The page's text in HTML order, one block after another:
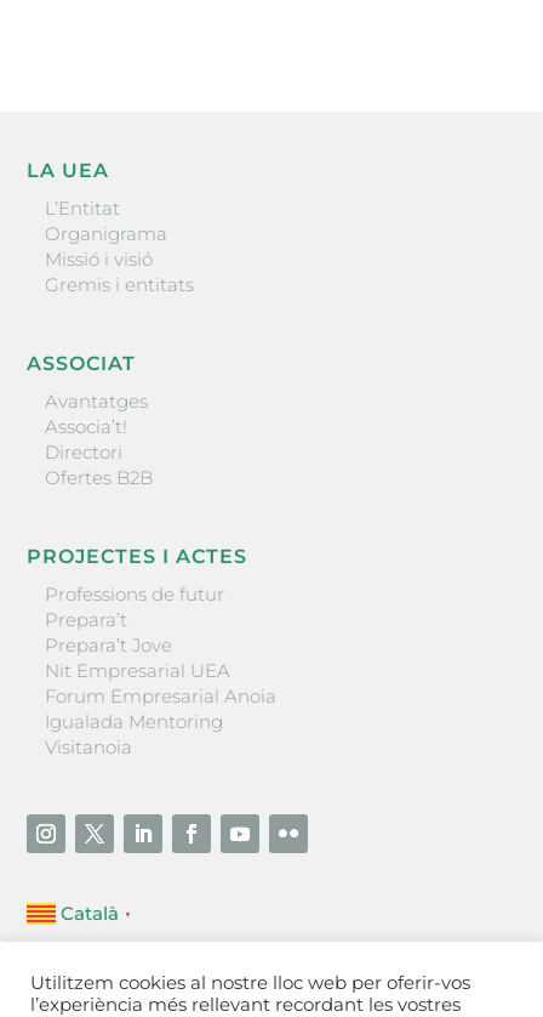
LA UEA
L’Entitat
Organigrama
Missió i visió
Gremis i entitats
ASSOCIAT
Avantatges
Associa’t!
Directori
Ofertes B2B
PROJECTES I ACTES
Professions de futur
Prepara’t
Prepara’t Jove
Nit Empresarial UEA
Forum Empresarial Anoia
Igualada Mentoring
Visitanoia
Català ▼
Unió Empresarial de l’Anoia (UEA)
Ctra. de Manresa, 131, 08700 – Igualada(Barcelona)
Utilitzem cookies al nostre lloc web per oferir-vos
l’experiència més rellevant recordant les vostres